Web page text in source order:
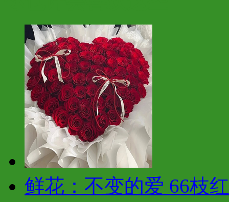
鲜花：不变的爱 66枝